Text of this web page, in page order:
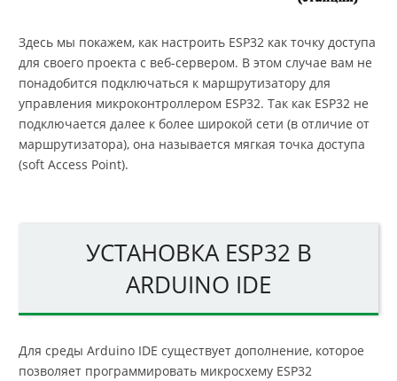
Здесь мы покажем, как настроить ESP32 как точку доступа
для своего проекта с веб-сервером. В этом случае вам не
понадобится подключаться к маршрутизатору для
управления микроконтроллером ESP32. Так как ESP32 не
подключается далее к более широкой сети (в отличие от
маршрутизатора), она называется мягкая точка доступа
(soft Access Point).
УСТАНОВКА ESP32 В
ARDUINO IDE
Для среды Arduino IDE существует дополнение, которое
позволяет программировать микросхему ESP32